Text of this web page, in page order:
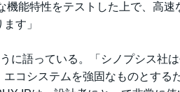
能特性をテストした上で、高速
す」
に語っている。「シノプシス社
コシステムを強固なものとする